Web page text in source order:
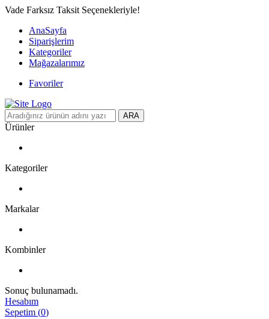
Vade Farksız Taksit Seçenekleriyle!
AnaSayfa
Siparişlerim
Kategoriler
Mağazalarımız
Favoriler
ARA
Ürünler
Kategoriler
Markalar
Kombinler
Sonuç bulunamadı.
Hesabım
Sepetim (0)